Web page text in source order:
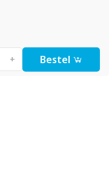
+ Bestel